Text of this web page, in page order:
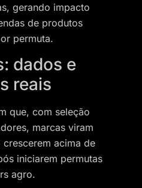
gerando impacto
de produtos
permuta.
dados e
reais
que, com seleção
marcas viram
acima de
iniciarem permutas
agro.